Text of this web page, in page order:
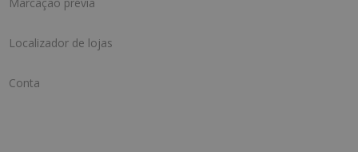
Localizador de lojas
Conta